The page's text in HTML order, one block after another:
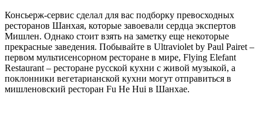
Консьерж-сервис сделал для вас подборку превосходных
ресторанов Шанхая, которые завоевали сердца экспертов
Мишлен. Однако стоит взять на заметку еще некоторые
прекрасные заведения. Побывайте в Ultraviolet by Paul Pairet –
первом мультисенсорном ресторане в мире, Flying Elefant
Restaurant – ресторане русской кухни с живой музыкой, а
поклонники вегетарианской кухни могут отправиться в
мишленовский ресторан Fu He Hui в Шанхае.